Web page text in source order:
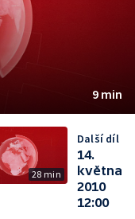
9 min
28 min
Další díl
14.
května
2010
12:00